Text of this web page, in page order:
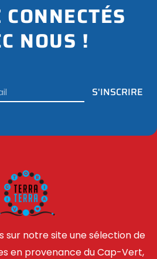
NOUS !
S'INSCRIRE
sur notre site une sélection de
en provenance du Cap-Vert,